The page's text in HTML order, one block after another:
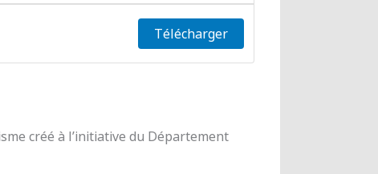
Télécharger
créé à l’initiative du Département